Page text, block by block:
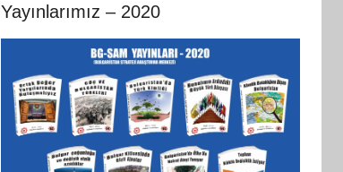
Yayınlarımız – 2020